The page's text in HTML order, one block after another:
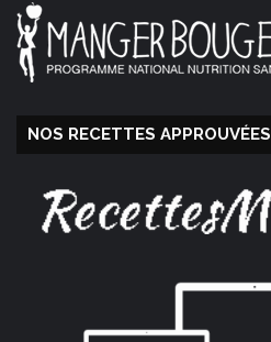
NOS RECETTES APPROUVÉES